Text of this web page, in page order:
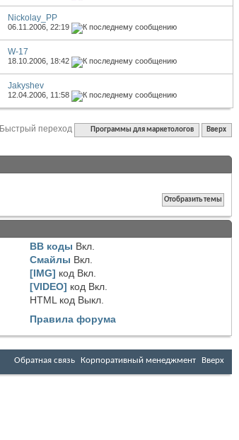
Nickolay_PP
06.11.2006,22:19
W-17
18.10.2006, 18:42
Jakyshev
12.04.2006, 11:58
Быстрый переход Программы для маркетологов Вверх
BB коды Вкл.
Смайлы Вкл.
[IMG] код Вкл.
[VIDEO] код Вкл.
HTML код Выкл.
Правила форума
Обратная связь Корпоративный менеджмент Вверх